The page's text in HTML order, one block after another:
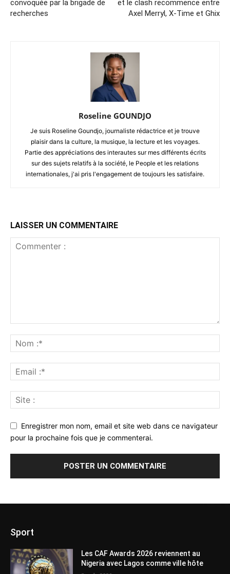
convoquée par la brigade de
recherches
et le clash recommence entre
Axel Merryl, X-Time et Ghix
Roseline GOUNDJO
Je suis Roseline Goundjo, journaliste rédactrice et je trouve
plaisir dans la culture, la musique, la lecture et les voyages.
Partie des appréciations des interautes sur mes différents écrits
sur des sujets relatifs à la société, le People et les relations
internationales, j'ai pris l'engagement de toujours les satisfaire.
LAISSER UN COMMENTAIRE
Enregistrer mon nom, email et site web dans ce navigateur
pour la prochaine fois que je commenterai.
Sport
Les CAF Awards 2026 reviennent au
Nigeria avec Lagos comme ville hôte